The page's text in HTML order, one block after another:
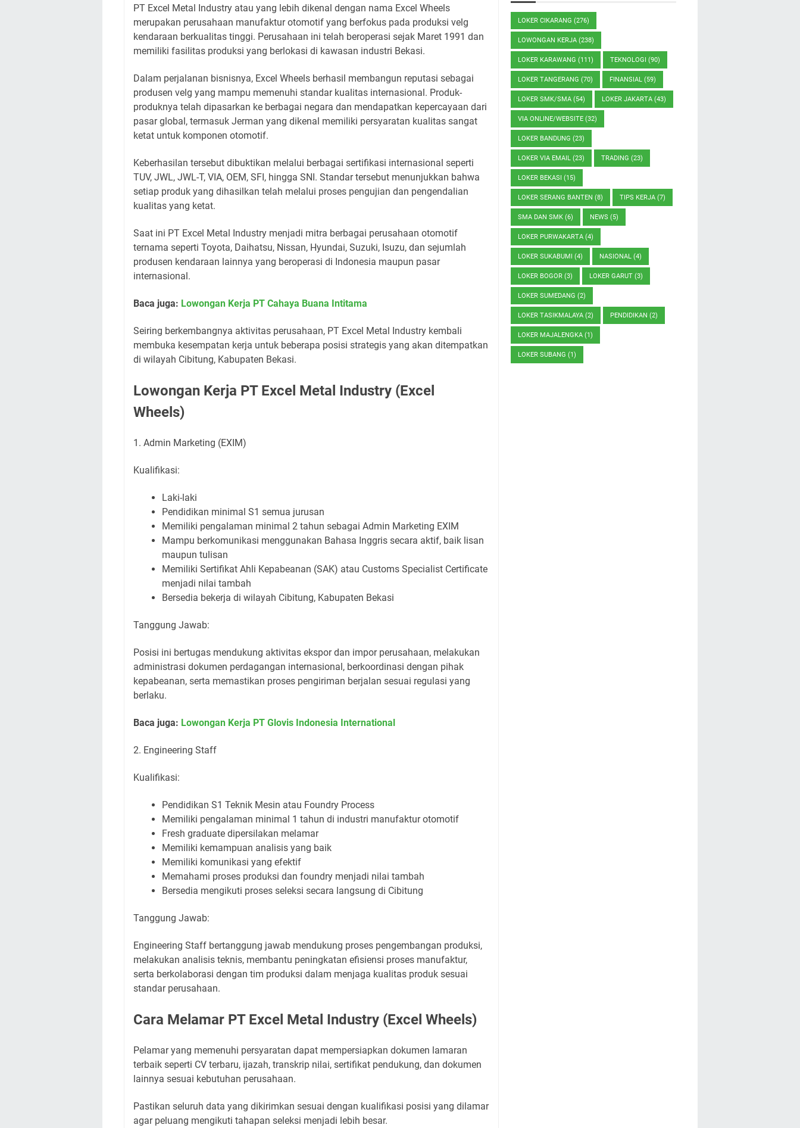
PT Excel Metal Industry atau yang lebih dikenal dengan nama Excel Wheels
merupakan perusahaan manufaktur otomotif yang berfokus pada produksi velg
kendaraan berkualitas tinggi. Perusahaan ini telah beroperasi sejak Maret 1991 dan
memiliki fasilitas produksi yang berlokasi di kawasan industri Bekasi.
Dalam perjalanan bisnisnya, Excel Wheels berhasil membangun reputasi sebagai
produsen velg yang mampu memenuhi standar kualitas internasional. Produk-
produknya telah dipasarkan ke berbagai negara dan mendapatkan kepercayaan dari
pasar global, termasuk Jerman yang dikenal memiliki persyaratan kualitas sangat
ketat untuk komponen otomotif.
Keberhasilan tersebut dibuktikan melalui berbagai sertifikasi internasional seperti
TUV, JWL, JWL-T, VIA, OEM, SFI, hingga SNI. Standar tersebut menunjukkan bahwa
setiap produk yang dihasilkan telah melalui proses pengujian dan pengendalian
kualitas yang ketat.
Saat ini PT Excel Metal Industry menjadi mitra berbagai perusahaan otomotif
ternama seperti Toyota, Daihatsu, Nissan, Hyundai, Suzuki, Isuzu, dan sejumlah
produsen kendaraan lainnya yang beroperasi di Indonesia maupun pasar
internasional.
Baca juga: Lowongan Kerja PT Cahaya Buana Intitama
Seiring berkembangnya aktivitas perusahaan, PT Excel Metal Industry kembali
membuka kesempatan kerja untuk beberapa posisi strategis yang akan ditempatkan
di wilayah Cibitung, Kabupaten Bekasi.
Lowongan Kerja PT Excel Metal Industry (Excel
Wheels)
1. Admin Marketing (EXIM)
Kualifikasi:
Laki-laki
Pendidikan minimal S1 semua jurusan
Memiliki pengalaman minimal 2 tahun sebagai Admin Marketing EXIM
Mampu berkomunikasi menggunakan Bahasa Inggris secara aktif, baik lisan
maupun tulisan
Memiliki Sertifikat Ahli Kepabeanan (SAK) atau Customs Specialist Certificate
menjadi nilai tambah
Bersedia bekerja di wilayah Cibitung, Kabupaten Bekasi
Tanggung Jawab:
Posisi ini bertugas mendukung aktivitas ekspor dan impor perusahaan, melakukan
administrasi dokumen perdagangan internasional, berkoordinasi dengan pihak
kepabeanan, serta memastikan proses pengiriman berjalan sesuai regulasi yang
berlaku.
Baca juga: Lowongan Kerja PT Glovis Indonesia International
2. Engineering Staff
Kualifikasi:
Pendidikan S1 Teknik Mesin atau Foundry Process
Memiliki pengalaman minimal 1 tahun di industri manufaktur otomotif
Fresh graduate dipersilakan melamar
Memiliki kemampuan analisis yang baik
Memiliki komunikasi yang efektif
Memahami proses produksi dan foundry menjadi nilai tambah
Bersedia mengikuti proses seleksi secara langsung di Cibitung
Tanggung Jawab:
Engineering Staff bertanggung jawab mendukung proses pengembangan produksi,
melakukan analisis teknis, membantu peningkatan efisiensi proses manufaktur,
serta berkolaborasi dengan tim produksi dalam menjaga kualitas produk sesuai
standar perusahaan.
Cara Melamar PT Excel Metal Industry (Excel Wheels)
Pelamar yang memenuhi persyaratan dapat mempersiapkan dokumen lamaran
terbaik seperti CV terbaru, ijazah, transkrip nilai, sertifikat pendukung, dan dokumen
lainnya sesuai kebutuhan perusahaan.
Pastikan seluruh data yang dikirimkan sesuai dengan kualifikasi posisi yang dilamar
agar peluang mengikuti tahapan seleksi menjadi lebih besar.
LOKER CIKARANG (276)
LOWONGAN KERJA (238)
LOKER KARAWANG (111) TEKNOLOGI (90)
LOKER TANGERANG (70) FINANSIAL (59)
LOKER SMK/SMA (54) LOKER JAKARTA (43)
VIA ONLINE/WEBSITE (32)
LOKER BANDUNG (23)
LOKER VIA EMAIL (23) TRADING (23)
LOKER BEKASI (15)
LOKER SERANG BANTEN (8) TIPS KERJA (7)
SMA DAN SMK (6) NEWS (5)
LOKER PURWAKARTA (4)
LOKER SUKABUMI (4) NASIONAL (4)
LOKER BOGOR (3) LOKER GARUT (3)
LOKER SUMEDANG (2)
LOKER TASIKMALAYA (2) PENDIDIKAN (2)
LOKER MAJALENGKA (1)
LOKER SUBANG (1)